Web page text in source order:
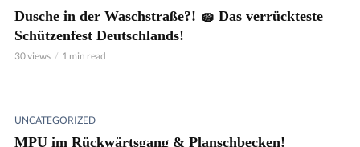
Dusche in der Waschstraße?! 🧽 Das verrückteste
Schützenfest Deutschlands!
30 views 1 min read
UNCATEGORIZED
MPU im Rückwärtsgang & Planschbecken!